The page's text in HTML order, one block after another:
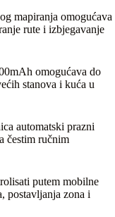
mapiranja omogućava
rute i izbjegavanje
omogućava do
stanova i kuća u
automatski prazni
čestim ručnim
putem mobilne
postavljanja zona i